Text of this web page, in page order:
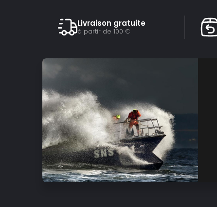
Livraison gratuite
à partir de 100 €